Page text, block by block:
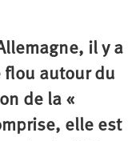
il y a
autour du
de la «
elle est